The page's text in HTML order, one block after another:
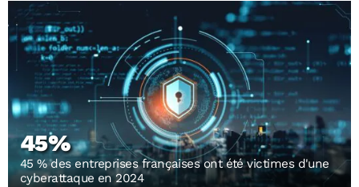
45%
45 % des entreprises françaises ont été victimes d'une
cyberattaque en 2024